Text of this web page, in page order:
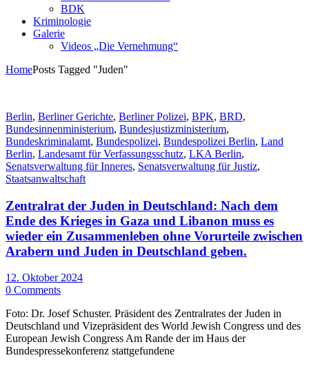
BDK
Kriminologie
Galerie
Videos „Die Vernehmung“
HomePosts Tagged "Juden"
Berlin, Berliner Gerichte, Berliner Polizei, BPK, BRD,
Bundesinnenministerium, Bundesjustizministerium,
Bundeskriminalamt, Bundespolizei, Bundespolizei Berlin, Land
Berlin, Landesamt für Verfassungsschutz, LKA Berlin,
Senatsverwaltung für Inneres, Senatsverwaltung für Justiz,
Staatsanwaltschaft
Zentralrat der Juden in Deutschland: Nach dem
Ende des Krieges in Gaza und Libanon muss es
wieder ein Zusammenleben ohne Vorurteile zwischen
Arabern und Juden in Deutschland geben.
12. Oktober 2024
0 Comments
Foto: Dr. Josef Schuster. Präsident des Zentralrates der Juden in
Deutschland und Vizepräsident des World Jewish Congress und des
European Jewish Congress Am Rande der im Haus der
Bundespressekonferenz stattgefundene